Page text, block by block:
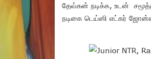
தேவ்கன் நடிக்க, உடன்
நடிகை டெய்ஸி எட்கர்